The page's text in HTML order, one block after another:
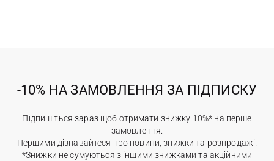
-10% НА ЗАМОВЛЕННЯ ЗА ПІДПИСКУ
Підпишіться зараз щоб отримати знижку 10%* на перше
замовлення.
Першими дізнавайтеся про новини, знижки та розпродажі.
*Знижки не сумуються з іншими знижками та акційними